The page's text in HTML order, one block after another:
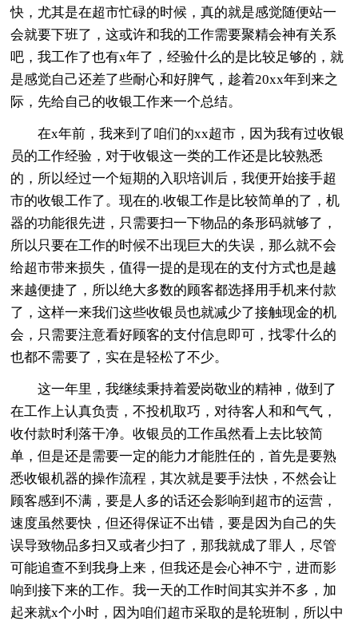
快，尤其是在超市忙碌的时候，真的就是感觉随便站一
会就要下班了，这或许和我的工作需要聚精会神有关系
吧，我工作了也有x年了，经验什么的是比较足够的，就
是感觉自己还差了些耐心和好脾气，趁着20xx年到来之
际，先给自己的收银工作来一个总结。
在x年前，我来到了咱们的xx超市，因为我有过收银
员的工作经验，对于收银这一类的工作还是比较熟悉
的，所以经过一个短期的入职培训后，我便开始接手超
市的收银工作了。现在的.收银工作是比较简单的了，机
器的功能很先进，只需要扫一下物品的条形码就够了，
所以只要在工作的时候不出现巨大的失误，那么就不会
给超市带来损失，值得一提的是现在的支付方式也是越
来越便捷了，所以绝大多数的顾客都选择用手机来付款
了，这样一来我们这些收银员也就减少了接触现金的机
会，只需要注意看好顾客的支付信息即可，找零什么的
也都不需要了，实在是轻松了不少。
这一年里，我继续秉持着爱岗敬业的精神，做到了
在工作上认真负责，不投机取巧，对待客人和和气气，
收付款时利落干净。收银员的工作虽然看上去比较简
单，但是还是需要一定的能力才能胜任的，首先是要熟
悉收银机器的操作流程，其次就是要手法快，不然会让
顾客感到不满，要是人多的话还会影响到超市的运营，
速度虽然要快，但还得保证不出错，要是因为自己的失
误导致物品多扫又或者少扫了，那我就成了罪人，尽管
可能追查不到我身上来，但我还是会心神不宁，进而影
响到接下来的工作。我一天的工作时间其实并不多，加
起来就x个小时，因为咱们超市采取的是轮班制，所以中